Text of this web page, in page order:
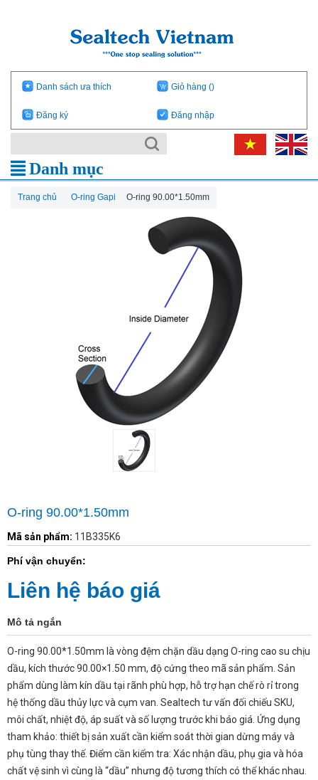
Danh sách ưa thích Giỏ hàng()
Đăng ký Đăng nhập
Danh mục
Trang chủ O-ring Gapi O-ring 90.00*1.50mm
O-ring 90.00*1.50mm
Mã sản phẩm: 11B335K6
Phí vận chuyển:
Liên hệ báo giá
Mô tả ngắn
O-ring 90.00*1.50mm là vòng đệm chặn dầu dạng O-ring cao su chịu
dầu, kích thước 90.00×1.50 mm, độ cứng theo mã sản phẩm. Sản
phẩm dùng làm kín dầu tại rãnh phù hợp, hỗ trợ hạn chế rò rỉ trong
hệ thống dầu thủy lực và cụm van. Sealtech tư vấn đối chiếu SKU,
môi chất, nhiệt độ, áp suất và số lượng trước khi báo giá. Ứng dụng
tham khảo: thiết bị sản xuất cần kiểm soát thời gian dừng máy và
phụ tùng thay thế. Điểm cần kiểm tra: Xác nhận dầu, phụ gia và hóa
chất vệ sinh vì cùng là “dầu” nhưng độ tương thích có thể khác nhau.